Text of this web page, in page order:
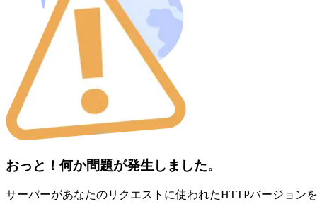
おっと！何か問題が発生しました。
サーバーがあなたのリクエストに使われたHTTPバージョン